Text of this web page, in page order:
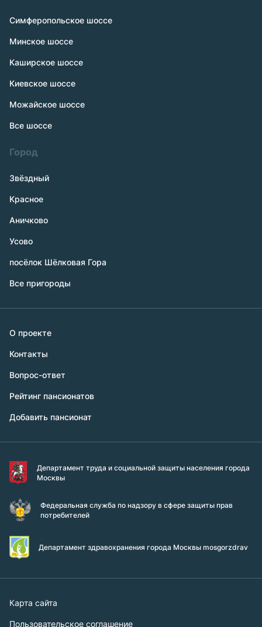
Симферопольское шоссе
Минское шоссе
Каширское шоссе
Киевское шоссе
Можайское шоссе
Все шоссе
Город
Звёздный
Красное
Аничково
Усово
посёлок Шёлковая Гора
Все пригороды
О проекте
Контакты
Вопрос-ответ
Рейтинг пансионатов
Добавить пансионат
Департамент труда и социальной защиты населения города
Москвы
Федеральная служба по надзору в сфере защиты прав
потребителей
Департамент здравохранения города Москвы mosgorzdrav
Карта сайта
Пользовательское соглашение